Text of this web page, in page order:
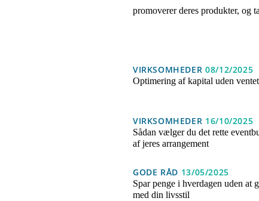
promoverer deres produkter, og
VIRKSOMHEDER 08/12/2025
Optimering af kapital uden
VIRKSOMHEDER 16/10/2025
Sådan vælger du det rette
af jeres arrangement
GODE RÅD 13/05/2025
Spar penge i hverdagen uden at
med din livsstil